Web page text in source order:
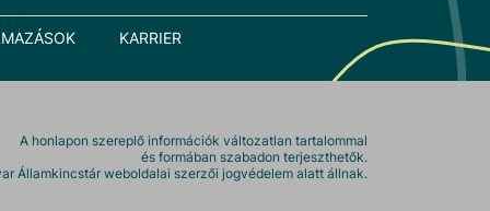
KARRIER
A honlapon szereplő információk változatlan tartalommal
és formában szabadon terjeszthetők.
Államkincstár weboldalai szerzői jogvédelem alatt állnak.